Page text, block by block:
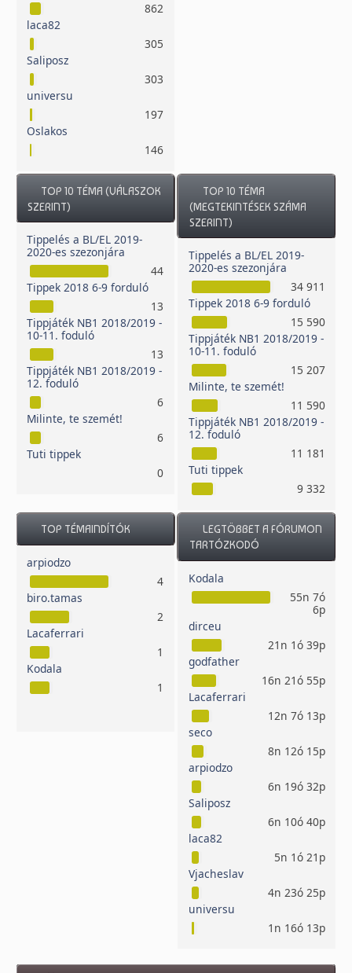
862
laca82
305
Saliposz
303
universu
197
Oslakos
146
TOP 10 TÉMA (VÁLASZOK
SZERINT)
Tippelés a BL/EL 2019-
2020-es szezonjára
44
Tippek 2018 6-9 forduló
13
Tippjáték NB1 2018/2019 -
10-11. foduló
13
Tippjáték NB1 2018/2019 -
12. foduló
6
Milinte, te szemét!
6
Tuti tippek
0
TOP 10 TÉMA
(MEGTEKINTÉSEK SZÁMA
SZERINT)
Tippelés a BL/EL 2019-
2020-es szezonjára
34 911
Tippek 2018 6-9 forduló
15 590
Tippjáték NB1 2018/2019 -
10-11. foduló
15 207
Milinte, te szemét!
11 590
Tippjáték NB1 2018/2019 -
12. foduló
11 181
Tuti tippek
9 332
TOP TÉMAINDÍTÓK
arpiodzo
4
biro.tamas
2
Lacaferrari
1
Kodala
1
LEGTÖBBET A FÓRUMON
TARTÓZKODÓ
Kodala
55n 7ó
6p
dirceu
21n 1ó 39p
godfather
16n 21ó 55p
Lacaferrari
12n 7ó 13p
seco
8n 12ó 15p
arpiodzo
6n 19ó 32p
Saliposz
6n 10ó 40p
laca82
5n 1ó 21p
Vjacheslav
4n 23ó 25p
universu
1n 16ó 13p